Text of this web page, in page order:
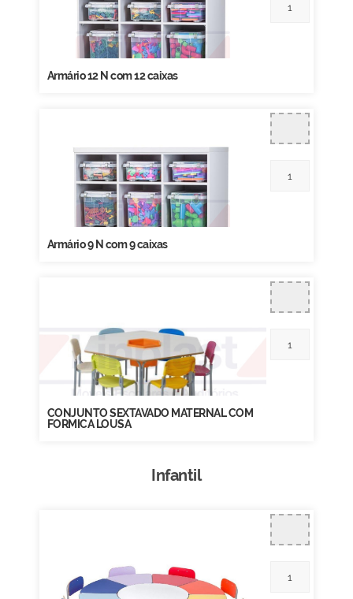
Armário 12 N com 12 caixas
Armário 9 N com 9 caixas
CONJUNTO SEXTAVADO MATERNAL COM
FORMICA LOUSA
Infantil